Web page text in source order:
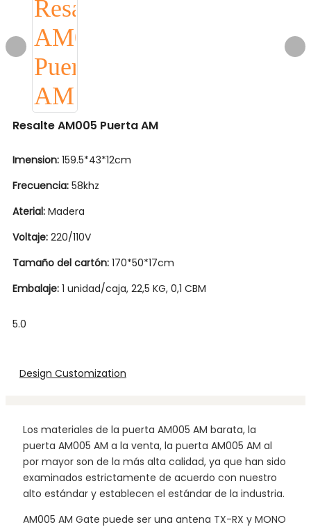
Resalte AM005 Puerta AM
Imension: 159.5*43*12cm
Frecuencia: 58khz
Aterial: Madera
Voltaje: 220/110V
Tamaño del cartón: 170*50*17cm
Embalaje: 1 unidad/caja, 22,5 KG, 0,1 CBM
5.0
Design Customization
Los materiales de la puerta AM005 AM barata, la
puerta AM005 AM a la venta, la puerta AM005 AM al
por mayor son de la más alta calidad, ya que han sido
examinados estrictamente de acuerdo con nuestro
alto estándar y establecen el estándar de la industria.
AM005 AM Gate puede ser una antena TX-RX y MONO